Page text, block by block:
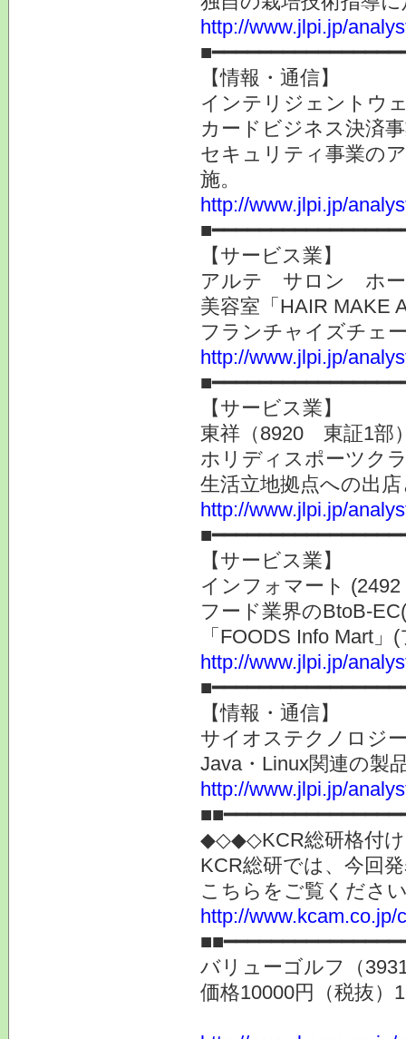
http://www.jlpi.jp/
【情報・通信】
インテリジェントウ
カードビジネス決済
セキュリティ事業の
施。
http://www.jlpi.jp/
【サービス業】
アルテ サロン ホー
美容室「HAIR MAKE
フランチャイズチェ
http://www.jlpi.jp/
【サービス業】
東祥（8920 東証1部
ホリディスポーツク
生活立地拠点への出
http://www.jlpi.jp/
【サービス業】
インフォマート (2492
フード業界のBtoB-
「FOODS Info Mart
http://www.jlpi.jp/
【情報・通信】
サイオステクノロジ
Java・Linux関連の製
http://www.jlpi.jp/
◆◇◆◇KCR総研格付
KCR総研では、今回
こちらをご覧くださ
http://www.kcam.co.jp/
バリューゴルフ（
価格10000円（税抜）